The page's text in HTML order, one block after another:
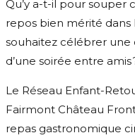
Qu’y a-t-il pour souper
repos bien mérité dans
souhaitez célébrer
d’une soirée entre
Le Réseau Enfant-
Fairmont Château
repas gastronomique